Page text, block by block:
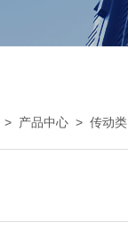
> 产品中心 > 传动类